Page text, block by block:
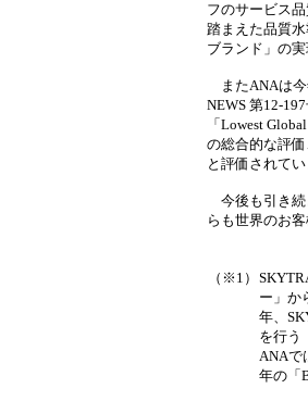
フのサービス
踏まえた品質
ブランド」の
またANAは今
NEWS 第
「Lowest
の総合的な評
と評価されてい
今後も引き続
らも世界のお
（※1）
ー」か
年、
を行う
ANAで
年の「